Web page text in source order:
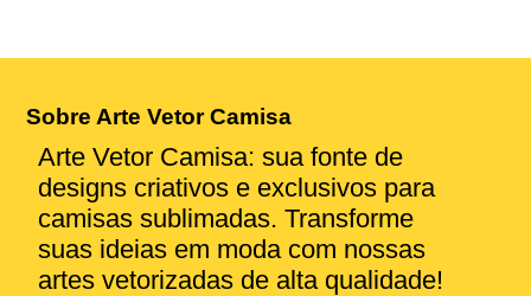
Sobre Arte Vetor Camisa
Arte Vetor Camisa: sua fonte de
designs criativos e exclusivos para
camisas sublimadas. Transforme
suas ideias em moda com nossas
artes vetorizadas de alta qualidade!